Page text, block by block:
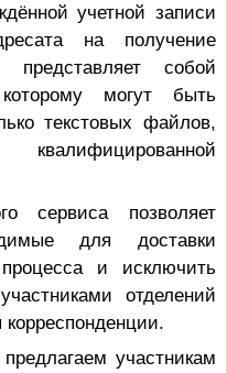
учетной записи
на получение
собой
могут быть
текстовых файлов,
сервиса позволяет
для доставки
и исключить
отделений
участникам